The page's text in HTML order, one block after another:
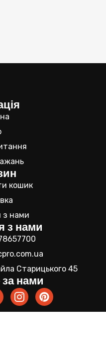
кошик
з нами
з нами
Старицького 45
нами